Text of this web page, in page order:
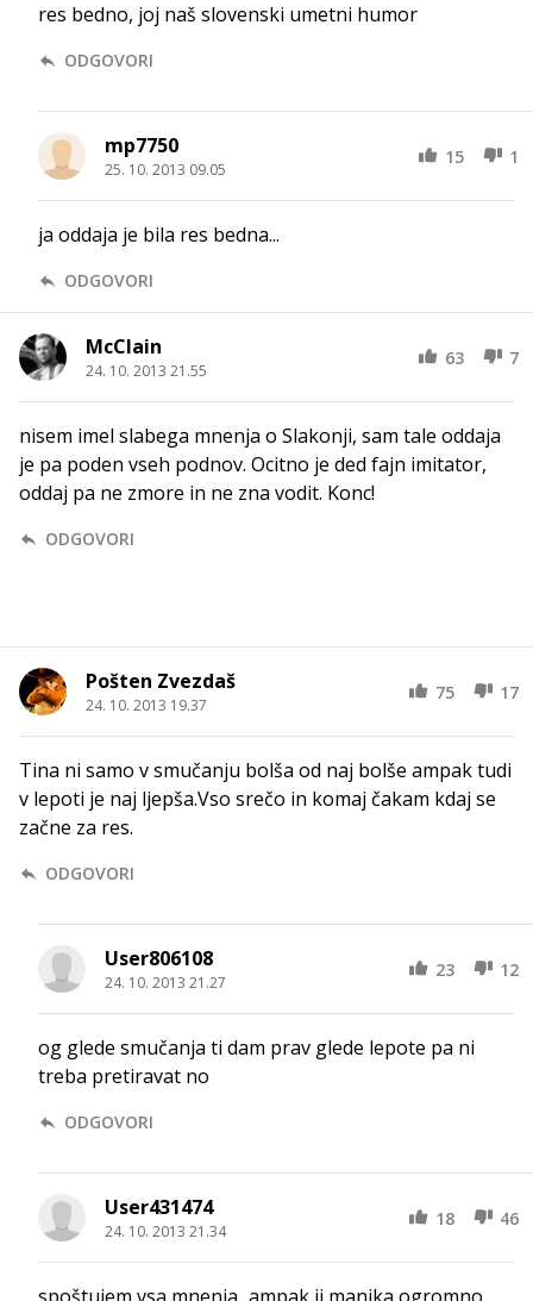
res bedno, joj naš slovenski umetni humor
ODGOVORI
mp7750
25. 10. 2013 09.05
15 1
ja oddaja je bila res bedna...
ODGOVORI
McClain
24. 10. 2013 21.55
63 7
nisem imel slabega mnenja o Slakonji, sam tale oddaja
je pa poden vseh podnov. Ocitno je ded fajn imitator,
oddaj pa ne zmore in ne zna vodit. Konc!
ODGOVORI
Pošten Zvezdaš
24. 10. 2013 19.37
75 17
Tina ni samo v smučanju bolša od naj bolše ampak tudi
v lepoti je naj ljepša.Vso srečo in komaj čakam kdaj se
začne za res.
ODGOVORI
User806108
24. 10. 2013 21.27
23 12
og glede smučanja ti dam prav glede lepote pa ni
treba pretiravat no
ODGOVORI
User431474
24. 10. 2013 21.34
18 46